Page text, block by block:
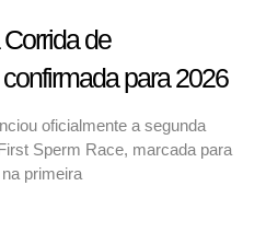
de
para 2026
oficialmente a segunda
Sperm Race, marcada para
primeira